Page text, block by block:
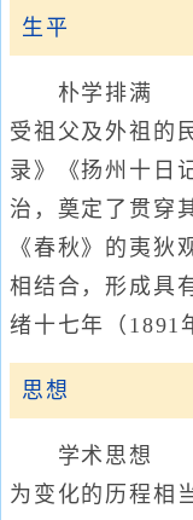
生平
朴学排满 章
受祖父及外祖的
录》《扬州十日
治，奠定了贯穿
《春秋》的夷狄
相结合，形成具
绪十七年（1891
思想
学术思想 章
为变化的历程相